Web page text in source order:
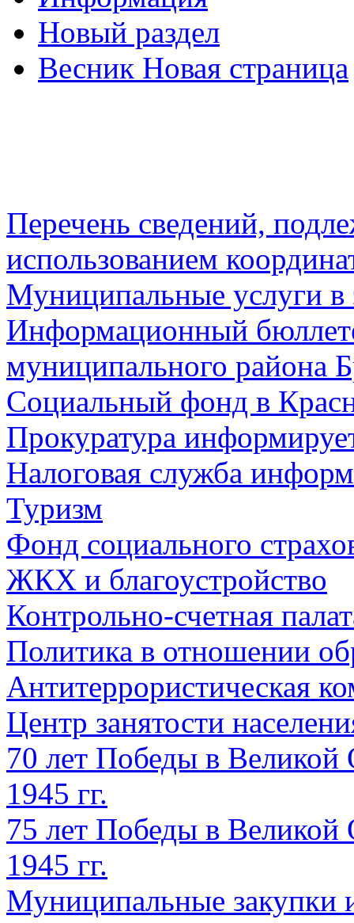
Новый раздел
Весник Новая страница
Перечень сведений,
использованием
Муниципальные услуги в
Информационный
муниципального района
Социальный фонд в
Прокуратура
Налоговая служба
Туризм
Фонд социального
ЖКХ и благоустройство
Контрольно-счетная
Политика в отношении
Антитеррористическая
Центр занятости
70 лет Победы в Великой
1945 гг.
75 лет Победы в Великой
1945 гг.
Муниципальные закупки